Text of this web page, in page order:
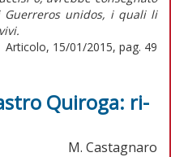
unidos, i quali li
Articolo, 15/01/2015, pag. 49
Quiroga: ri-
M. Castagnaro